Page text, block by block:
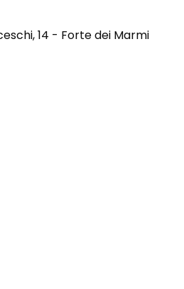
14 - Forte dei Marmi